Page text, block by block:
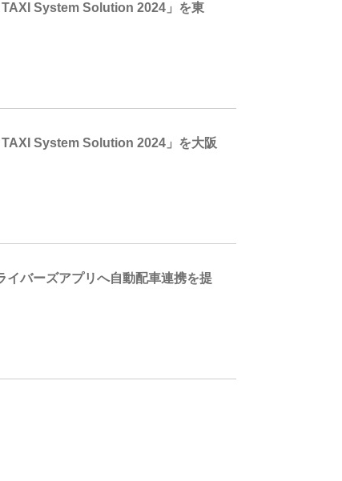
TAXI System Solution 2024」を東
TAXI System Solution 2024」を大阪
イバーズアプリへ自動配車連携を提